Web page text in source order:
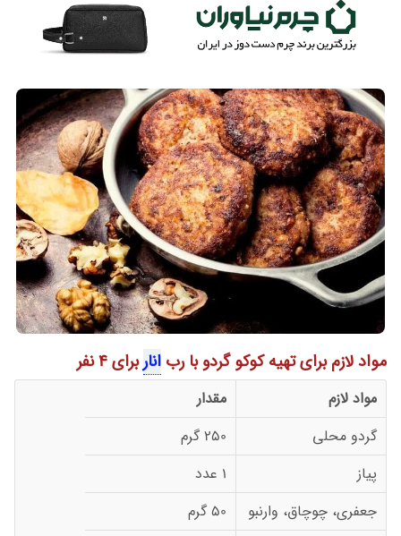
مواد لازم برای تهیه کوکو گردو با رب اناربرای 4 نفر
مواد لازم
مقدار
گردو محلی
250 گرم
پیاز
1 عدد
جعفری، چوچاق، وارنبو
50 گرم